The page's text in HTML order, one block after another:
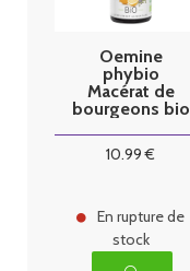
Oemine
phybio
Macérat de
bourgeons bio
10.99 €
En rupture de
stock